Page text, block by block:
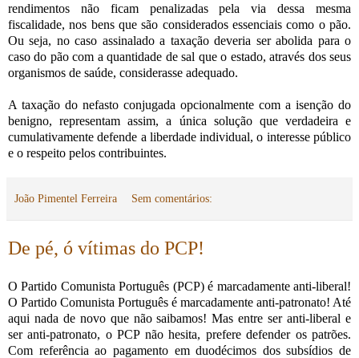
rendimentos não ficam penalizadas pela via dessa mesma
fiscalidade, nos bens que são considerados essenciais como o pão.
Ou seja, no caso assinalado a taxação deveria ser abolida para o
caso do pão com a quantidade de sal que o estado, através dos seus
organismos de saúde, considerasse adequado.
A taxação do nefasto conjugada opcionalmente com a isenção do
benigno, representam assim, a única solução que verdadeira e
cumulativamente defende a liberdade individual, o interesse público
e o respeito pelos contribuintes.
João Pimentel Ferreira Sem comentários:
De pé, ó vítimas do PCP!
O Partido Comunista Português (PCP) é marcadamente anti-liberal!
O Partido Comunista Português é marcadamente anti-patronato! Até
aqui nada de novo que não saibamos! Mas entre ser anti-liberal e
ser anti-patronato, o PCP não hesita, prefere defender os patrões.
Com referência ao pagamento em duodécimos dos subsídios de